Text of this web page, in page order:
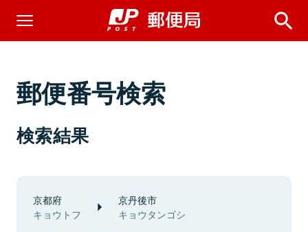
郵便番号検索
検索結果
京都府
キョウトフ
京丹後市
キョウタンゴシ